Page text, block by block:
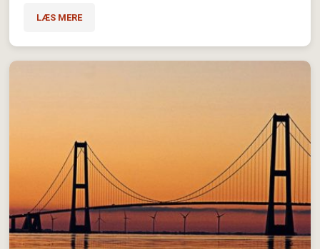
LÆS MERE